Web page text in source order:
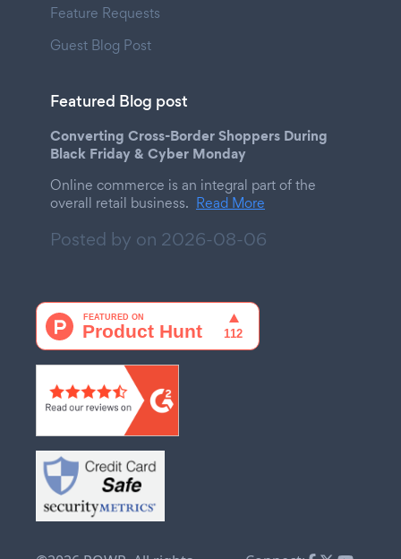
Feature Requests
Guest Blog Post
Featured Blog post
Converting Cross-Border Shoppers During
Black Friday & Cyber Monday
Online commerce is an integral part of the
overall retail business. Read More
Posted by on 2026-08-06